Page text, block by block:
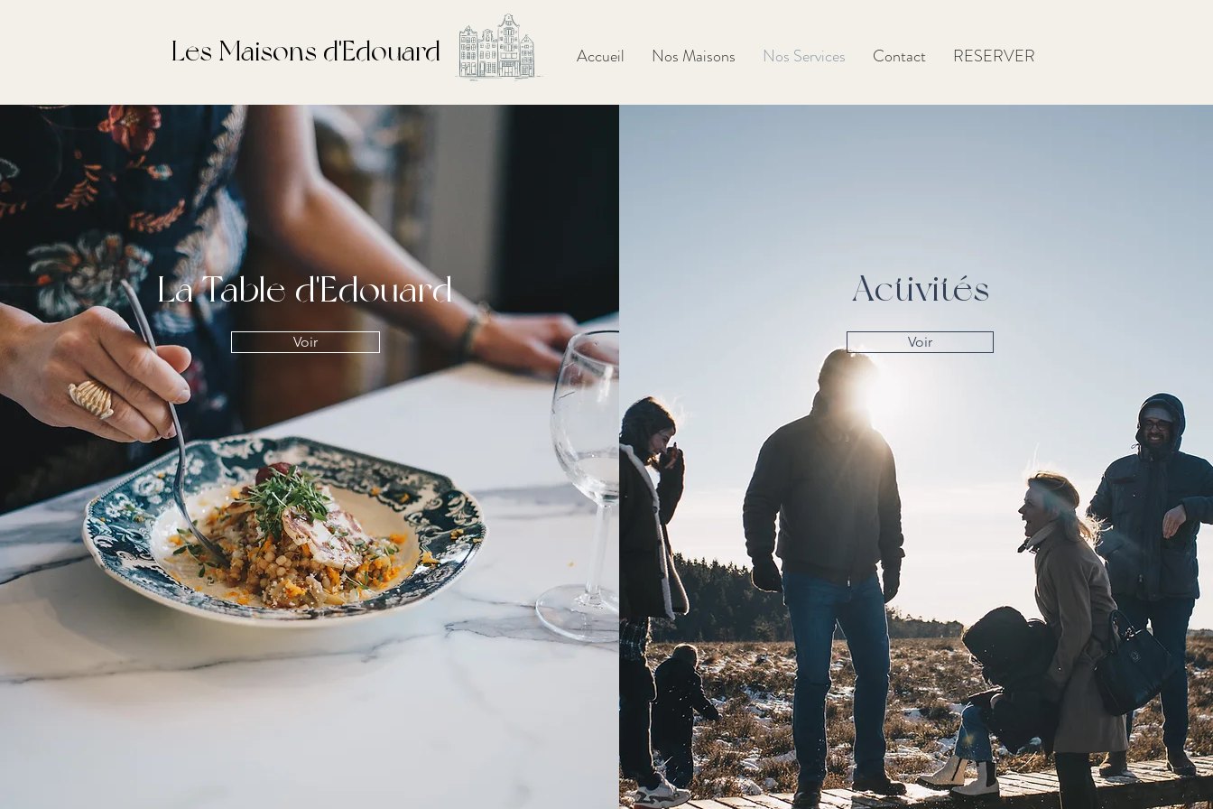
Les Maisons d'Edouard Accueil Nos Maisons Nos Services Contact RESERVER
La Table d'Edouard
Voir
Activités
Voir